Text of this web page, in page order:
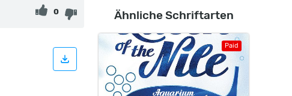
0 Ähnliche Schriftarten
Paid